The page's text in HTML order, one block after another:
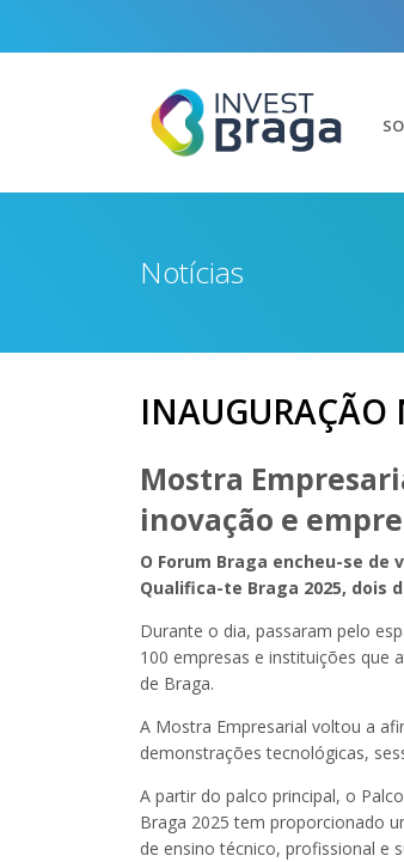
Notícias
INAUGURAÇÃO
Mostra
inovação e
O Forum Braga encheu-se
Qualifica-te Braga 2025, dois
Durante o dia, passaram pelo
100 empresas e instituições que
de Braga.
A Mostra Empresarial voltou a
demonstrações tecnológicas,
A partir do palco principal, o
Braga 2025 tem proporcionado
de ensino técnico, profissional e